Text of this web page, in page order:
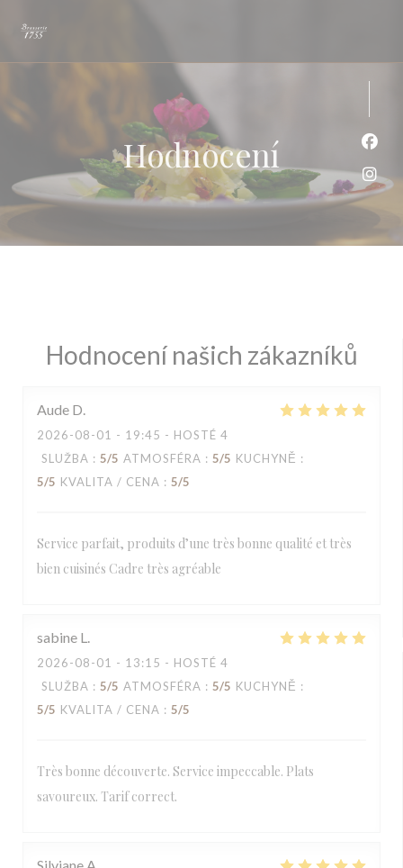
Hodnocení
Hodnocení našich zákazníků
Aude D
2026-08-01 - 19:45 - HOSTÉ 4
SLUŽBA : 5/5 ATMOSFÉRA : 5/5 KUCHYNĚ :
5/5 KVALITA / CENA : 5/5
Service parfait, produits d’une très bonne qualité et très
bien cuisinés Cadre très agréable
sabine L
2026-08-01 - 13:15 - HOSTÉ 4
SLUŽBA : 5/5 ATMOSFÉRA : 5/5 KUCHYNĚ :
5/5 KVALITA / CENA : 5/5
Très bonne découverte. Service impeccable. Plats
savoureux. Tarif correct.